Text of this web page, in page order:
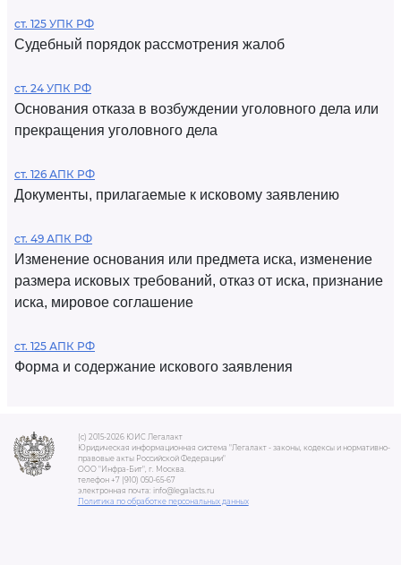
ст. 125 УПК РФ
Судебный порядок рассмотрения жалоб
ст. 24 УПК РФ
Основания отказа в возбуждении уголовного дела или
прекращения уголовного дела
ст. 126 АПК РФ
Документы, прилагаемые к исковому заявлению
ст. 49 АПК РФ
Изменение основания или предмета иска, изменение
размера исковых требований, отказ от иска, признание
иска, мировое соглашение
ст. 125 АПК РФ
Форма и содержание искового заявления
(c) 2015-2026 ЮИС Легалакт
Юридическая информационная система "Легалакт - законы, кодексы и нормативно-
правовые акты Российской Федерации"
ООО "Инфра-Бит", г. Москва.
телефон +7 (910) 050-65-67
электронная почта: info@legalacts.ru
Политика по обработке персональных данных